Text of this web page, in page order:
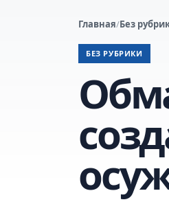
Главная/Без
БЕЗ РУБРИКИ